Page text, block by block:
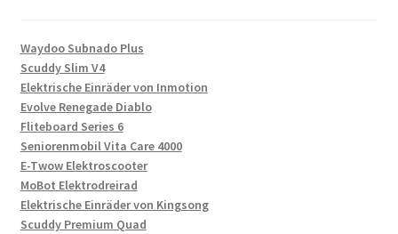
Waydoo Subnado Plus
Scuddy Slim V4
Elektrische Einräder von Inmotion
Evolve Renegade Diablo
Fliteboard Series 6
Seniorenmobil Vita Care 4000
E-Twow Elektroscooter
MoBot Elektrodreirad
Elektrische Einräder von Kingsong
Scuddy Premium Quad